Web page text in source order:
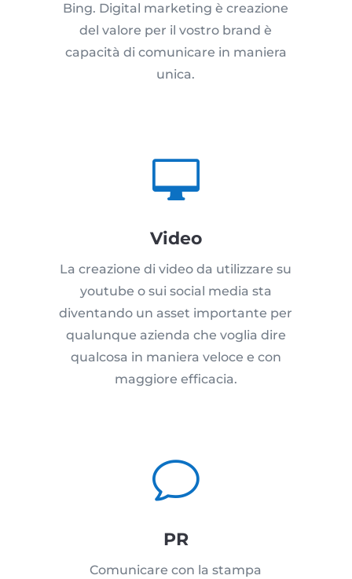
Bing. Digital marketing è creazione
del valore per il vostro brand è
capacità di comunicare in maniera
unica.

Video
La creazione di video da utilizzare su
youtube o sui social media sta
diventando un asset importante per
qualunque azienda che voglia dire
qualcosa in maniera veloce e con
maggiore efficacia.
v
PR
Comunicare con la stampa